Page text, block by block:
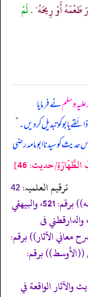
طَعْمَهُ أَوْ رِيحَهُ". لَمْ
علیہ وسلمنے فرمایا
یا بو کو تبدیل کر دیں۔“
کو سیدنا ابومامہ رضی
حدیث: 46]
ترقیم العلمیہ: 42
«مرسل، وأخرجه ابن ماجه فى ((سننه)) برقم: 521، والبيهقي
فى((سننه الكبير)) برقم: 1246، 1247، 1248، 1249، والدارقطني فى
فى ((شرح معاني الآثار)) برقم:
7503، والطبراني فى ((الأوسط)) برقم:
والآثار الواقعة في